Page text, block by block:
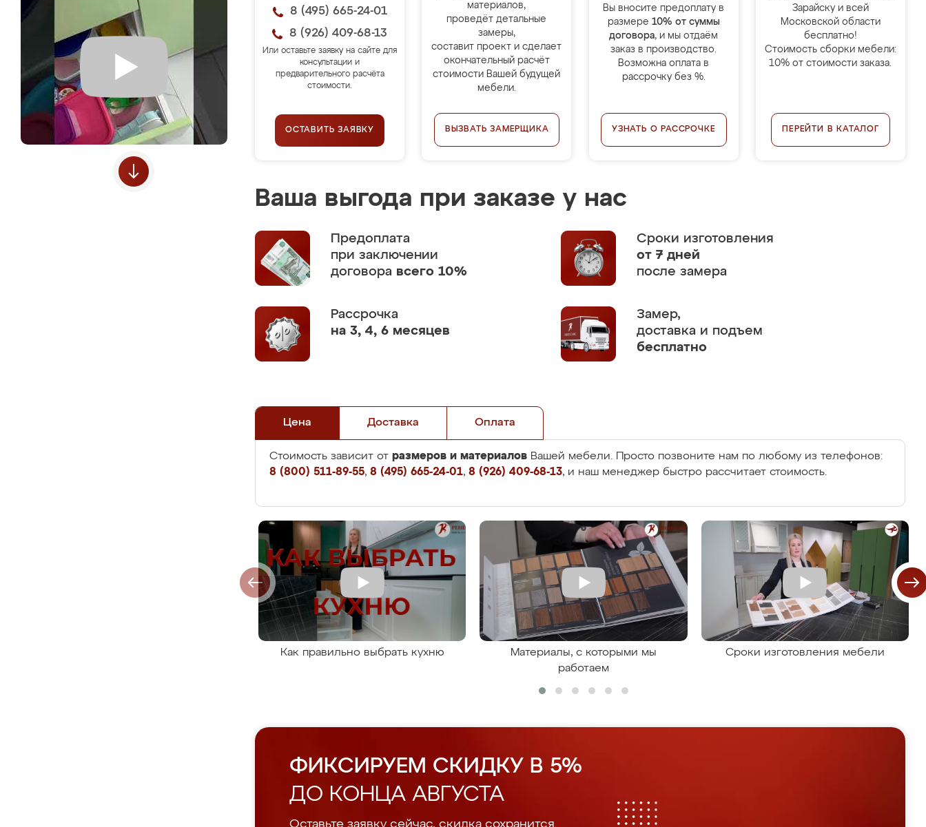
8 (495) 665-24-01
8 (926) 409-68-13
Или оставьте заявку на сайте для
консультации и
предварительного расчёта
стоимости.
ОСТАВИТЬ ЗАЯВКУ
материалов,
проведёт детальные
замеры,
составит проект и сделает
окончательный расчёт
стоимости Вашей будущей
мебели.
ВЫЗВАТЬ ЗАМЕРЩИКА
Вы вносите предоплату в
размере 10% от суммы
договора, и мы отдаём
заказ в производство.
Возможна оплата в
рассрочку без %.
УЗНАТЬ О РАССРОЧКЕ
Зарайску и всей
Московской области
бесплатно!
Стоимость сборки мебели:
10% от стоимости заказа.
ПЕРЕЙТИ В КАТАЛОГ
Ваша выгода при заказе у нас
Предоплата
при заключении
договора всего 10%
Сроки изготовления
от 7 дней
после замера
Рассрочка
на 3, 4, 6 месяцев
Замер,
доставка и подъем
бесплатно
Цена Доставка Оплата
Стоимость зависит от размеров и материалов Вашей мебели. Просто позвоните нам по любому из телефонов:
8 (800) 511-89-55, 8 (495) 665-24-01, 8 (926) 409-68-13, и наш менеджер быстро рассчитает стоимость.
Как правильно выбрать кухню
Материалы, с которыми мы
работаем
Сроки изготовления мебели
ФИКСИРУЕМ СКИДКУ В 5%
ДО КОНЦА АВГУСТА
Оставьте заявку сейчас, скидка сохранится.